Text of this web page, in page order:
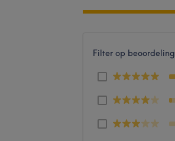
Filter op beoordeling